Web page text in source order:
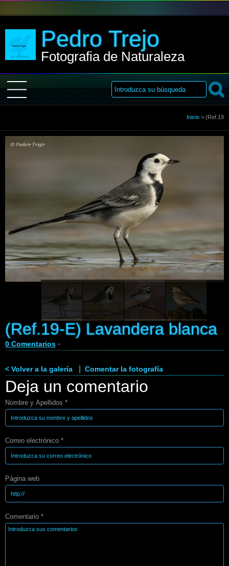
Pedro Trejo
Fotografia de Naturaleza
Sobre Mi
Enlaces
Contacto
Inicio > (Ref.19
(Ref.19-E) Lavandera blanca
0 Comentarios -
< Volver a la galería Comentar la fotografía
Deja un comentario
Nombre y Apellidos *
Correo electrónico *
Página web
Comentario *